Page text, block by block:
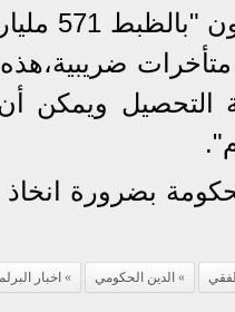
التحصيل ويمكن
بضرورة انخاذ
الدين الحكومي اخبار